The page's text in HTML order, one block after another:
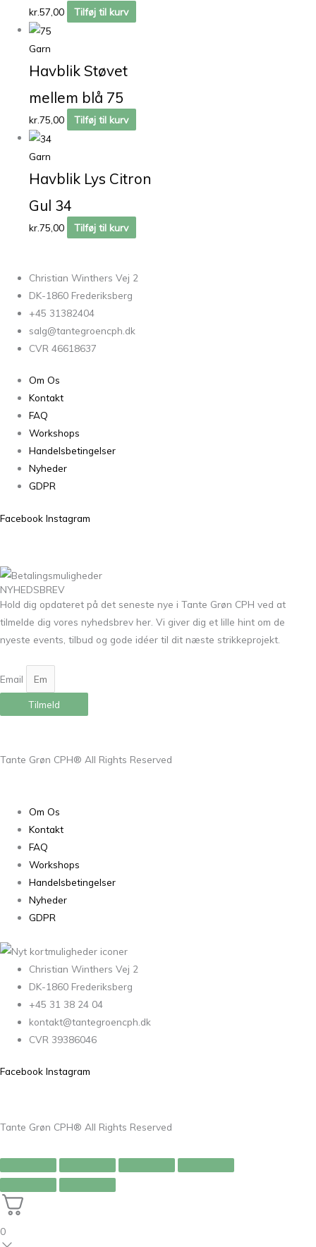
kr.57,00 Tilføj til kurv
Garn
Havblik Støvet
mellem blå 75
kr.75,00 Tilføj til kurv
Garn
Havblik Lys Citron
Gul 34
kr.75,00 Tilføj til kurv
Christian Winthers Vej 2
DK-1860 Frederiksberg
+45 31382404
salg@tantegroencph.dk
CVR 46618637
Om Os
Kontakt
FAQ
Workshops
Handelsbetingelser
Nyheder
GDPR
Facebook Instagram
NYHEDSBREV
Hold dig opdateret på det seneste nye i Tante Grøn CPH ved at
tilmelde dig vores nyhedsbrev her. Vi giver dig et lille hint om de
nyeste events, tilbud og gode idéer til dit næste strikkeprojekt.
Email
Tilmeld
Tante Grøn CPH® All Rights Reserved
Om Os
Kontakt
FAQ
Workshops
Handelsbetingelser
Nyheder
GDPR
Christian Winthers Vej 2
DK-1860 Frederiksberg
+45 31 38 24 04
kontakt@tantegroencph.dk
CVR 39386046
Facebook Instagram
Tante Grøn CPH® All Rights Reserved
0